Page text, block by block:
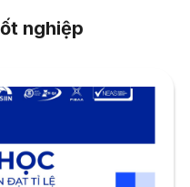
nghiệp